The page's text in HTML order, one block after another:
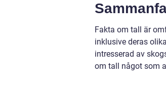
Fakta om tall är
inklusive deras
intresserad av
om tall något som